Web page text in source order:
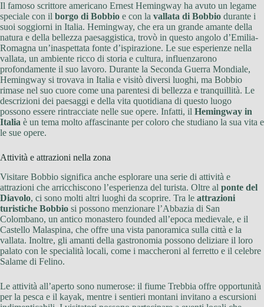
Il famoso scrittore americano Ernest Hemingway ha avuto un legame
speciale con il borgo di Bobbio e con la vallata di Bobbio durante i
suoi soggiorni in Italia. Hemingway, che era un grande amante della
natura e della bellezza paesaggistica, trovò in questo angolo d’Emilia-
Romagna un’inaspettata fonte d’ispirazione. Le sue esperienze nella
vallata, un ambiente ricco di storia e cultura, influenzarono
profondamente il suo lavoro. Durante la Seconda Guerra Mondiale,
Hemingway si trovava in Italia e visitò diversi luoghi, ma Bobbio
rimase nel suo cuore come una parentesi di bellezza e tranquillità. Le
descrizioni dei paesaggi e della vita quotidiana di questo luogo
possono essere rintracciate nelle sue opere. Infatti, il Hemingway in
Italia è un tema molto affascinante per coloro che studiano la sua vita e
le sue opere.
Attività e attrazioni nella zona
Visitare Bobbio significa anche esplorare una serie di attività e
attrazioni che arricchiscono l’esperienza del turista. Oltre al ponte del
Diavolo, ci sono molti altri luoghi da scoprire. Tra le attrazioni
turistiche Bobbio si possono menzionare l’Abbazia di San
Colombano, un antico monastero founded all’epoca medievale, e il
Castello Malaspina, che offre una vista panoramica sulla città e la
vallata. Inoltre, gli amanti della gastronomia possono deliziare il loro
palato con le specialità locali, come i maccheroni al ferretto e il celebre
Salame di Felino.
Le attività all’aperto sono numerose: il fiume Trebbia offre opportunità
per la pesca e il kayak, mentre i sentieri montani invitano a escursioni